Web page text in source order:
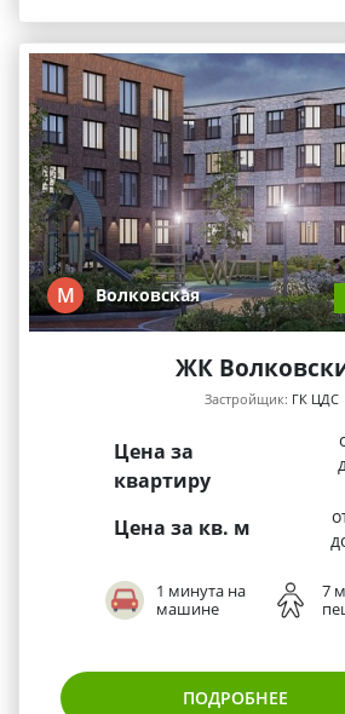
М Волковская
ЖК
Застройщик: ГК ЦДС
Цена за
квартиру
Цена за кв. м
1 минута на
машине
7
ПОДРОБНЕЕ